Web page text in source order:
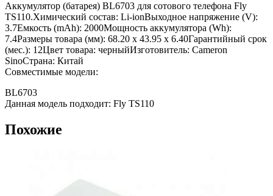
Аккумулятор (батарея) BL6703 для сотового телефона Fly
TS110.Химический состав: Li-ionВыходное напряжение (V):
3.7Емкость (mAh): 2000Мощность аккумулятора (Wh):
7.4Размеры товара (мм): 68.20 x 43.95 x 6.40Гарантийный срок
(мес.): 12Цвет товара: черныйИзготовитель: Cameron
SinoСтрана: Китай
Совместимые модели:
BL6703
Данная модель подходит: Fly TS110
Похожие